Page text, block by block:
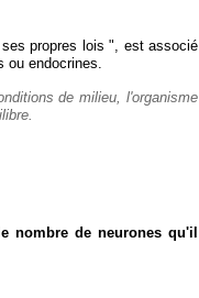
propres lois ", est associé
ou endocrines.
de milieu, l'organisme
nombre de neurones qu'il